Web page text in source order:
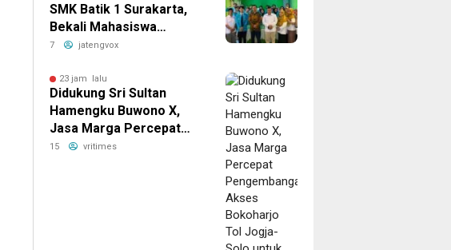
SMK Batik 1 Surakarta,
Bekali Mahasiswa
dengan Pengalaman
7 jatengvox
23 jam lalu
Didukung Sri Sultan
Hamengku Buwono X,
Jasa Marga Percepat
Pengembangan Akses
15 vritimes